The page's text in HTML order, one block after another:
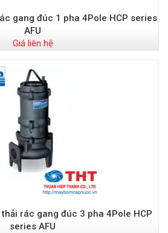
gang đúc 1 pha 4Pole HCP series
AFU
Giá liên hệ
rác gang đúc 3 pha 4Pole HCP
series AFU